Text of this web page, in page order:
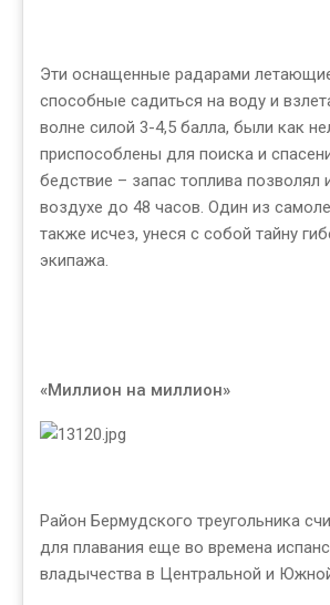
Эти оснащенные радарами
способные садиться на воду и
волне силой 3-4,5 балла, были как
приспособлены для поиска и
бедствие – запас топлива позволял
воздухе до 48 часов. Один из
также исчез, унеся с собой тайну
экипажа.
«Миллион на миллион»
Район Бермудского треугольника
для плавания еще во времена
владычества в Центральной и